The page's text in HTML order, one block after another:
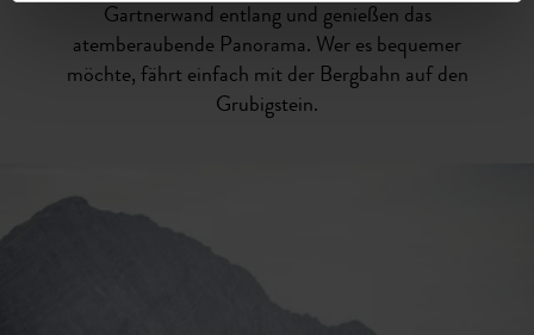
Gartnerwand entlang und genießen das
atemberaubende Panorama. Wer es bequemer
möchte, fährt einfach mit der Bergbahn auf den
Grubigstein.